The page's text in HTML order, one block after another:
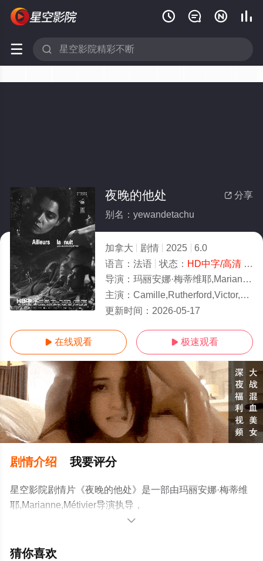
   
 
HD中字
 分享
夜晚的他处
别名：yewandetachu
加拿大 剧情 2025
6.0
语言： 法语 状态： HD中字/高清- 免费在线观看
导演： 玛丽安娜·梅蒂维耶,Marianne,Métivier
主演： Camille,Rutherford,Victor,Trelles-T
更新时间： 2026-05-17
 在线观看  极速观看
剧情介绍 我要评分
星空影院剧情片《夜晚的他处》是一部由玛丽安娜·梅蒂维
耶,Marianne,Métivier导演执导，
Camille,Rutherford,Victor,Trelles-
手机免费观看高清未删减完整版电影大全就上星空影视，

猜你喜欢